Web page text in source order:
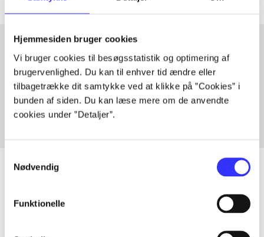
Hjemmesiden bruger cookies
Vi bruger cookies til besøgsstatistik og optimering af
brugervenlighed. Du kan til enhver tid ændre eller
tilbagetrække dit samtykke ved at klikke på ”Cookies” i
bunden af siden. Du kan læse mere om de anvendte
cookies under ”Detaljer”.
Nødvendig
Funktionelle
Artikler med samme emner
Fra
Artikler